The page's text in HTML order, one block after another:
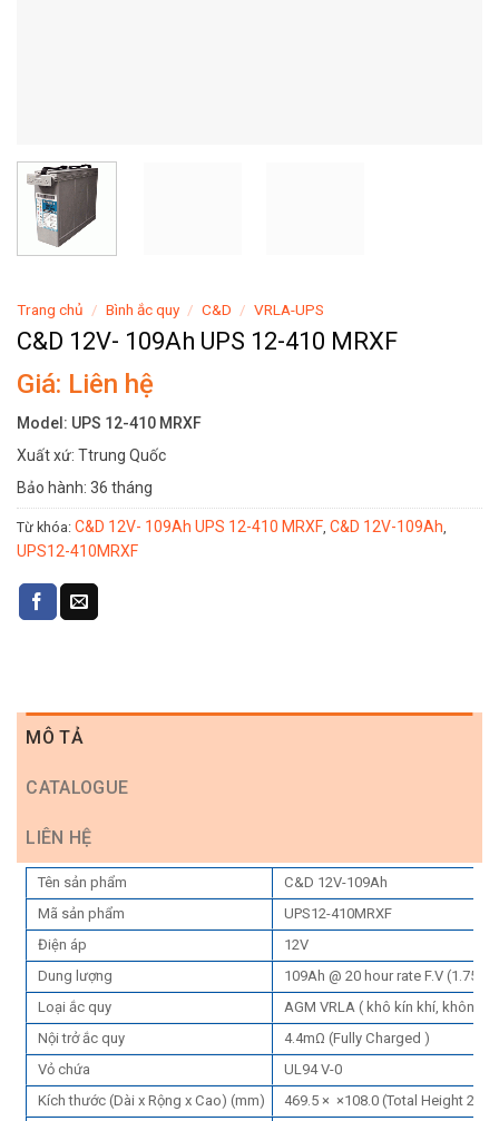
Trang chủ / Bình ắc quy / C&D / VRLA-UPS
C&D 12V- 109Ah UPS 12-410 MRXF
Giá: Liên hệ
Model: UPS 12-410 MRXF
Xuất xứ: Ttrung Quốc
Bảo hành: 36 tháng
Từ khóa: C&D 12V- 109Ah UPS 12-410 MRXF C&D 12V-109Ah
UPS12-410MRXF
MÔ TẢ
CATALOGUE
LIÊN HỆ
Tên sản phẩm
C&D 12V-109Ah
Mã sản phẩm
UPS12-410MRXF
Điện áp
12V
Dung lượng
109Ah @ 20 hour rate F.V (1.75V/
Loại ắc quy
AGM VRLA ( khô kín khí, không
Nội trở ắc quy
4.4mΩ (Fully Charged )
Vỏ chứa
UL94 V-0
Kích thước (Dài x Rộng x Cao) (mm)
469.5 × ×108.0 (Total Height